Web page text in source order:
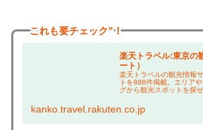
これも要チェック”！
楽天トラベル:東京の
ート）
楽天トラベルの観光情報
トを888件掲載。エリア
グから観光スポットを探せ
kanko.travel.rakuten.co.jp